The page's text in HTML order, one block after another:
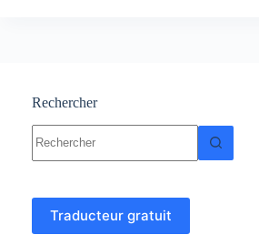
Rechercher
résultat
Traducteur gratuit